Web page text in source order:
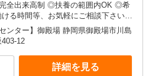
全出来高制 ◎扶養の範囲内OK ◎希
る時間等、お気軽にご相談下さい。
わせて短時間から始めることも可能で
入例［1］・・・9：00〜12：00
※収入例［2］・・・9：00〜15：00
も可
センター】御殿場 静岡県御殿場市川島
12
詳細を見る